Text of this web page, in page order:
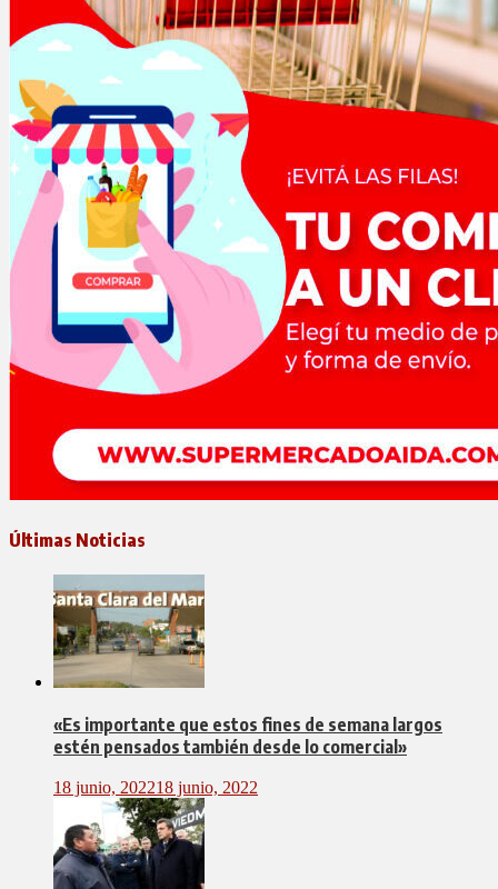
Últimas Noticias
«Es importante que estos fines de semana largos
estén pensados también desde lo comercial»
18 junio, 202218 junio, 2022